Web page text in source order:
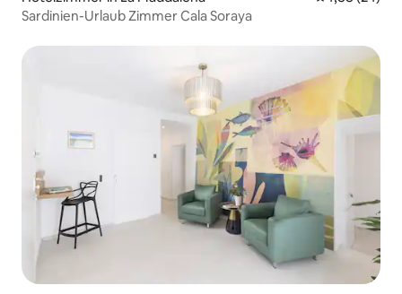
Sardinien-Urlaub Zimmer Cala Soraya